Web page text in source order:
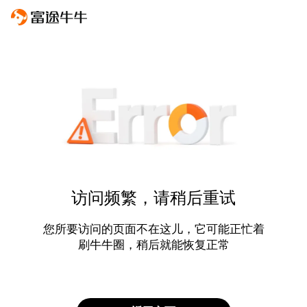
访问频繁，请稍后重试
您所要访问的页面不在这儿，它可能正忙着
刷牛牛圈，稍后就能恢复正常